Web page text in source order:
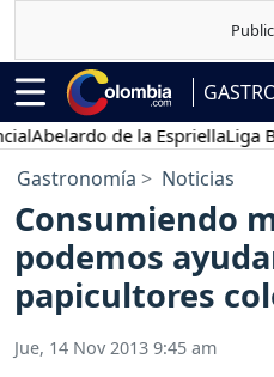
Abelardo de la EspriellaLiga
Gastronomía Noticias
Consumiendo
podemos
papicultores
Jue, 14 Nov 2013 9:45 am